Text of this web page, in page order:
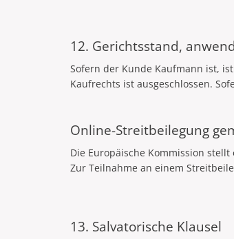
12. Gerichtsstand,
Sofern der Kunde Kaufmann ist,
Kaufrechts ist ausgeschlossen.
Online-Streitbeilegung
Die Europäische Kommission
Zur Teilnahme an einem
13. Salvatorische Klausel